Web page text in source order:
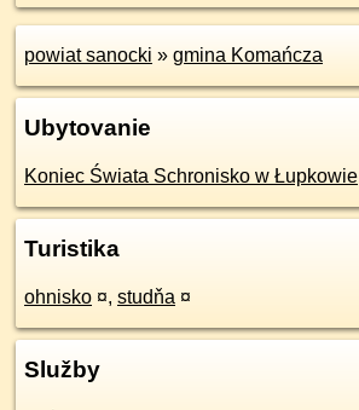
powiat sanocki » gmina Komańcza
Ubytovanie
Koniec Świata Schronisko w Łupkowie
Turistika
ohnisko ¤, studňa ¤
Služby